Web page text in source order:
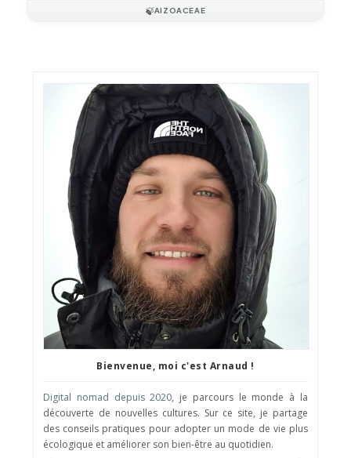
🍃AIZOACEAE
Bienvenue, moi c'est Arnaud !
Digital nomad depuis 2020, je parcours le monde à la
découverte de nouvelles cultures. Sur ce site, je partage
des conseils pratiques pour adopter un mode de vie plus
écologique et améliorer son bien-être au quotidien.